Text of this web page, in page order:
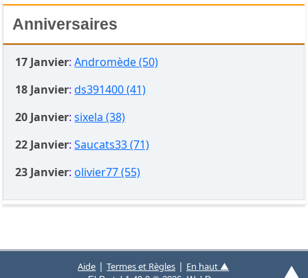
Anniversaires
17 Janvier:Andromède (50)
18 Janvier:ds391400 (41)
20 Janvier:sixela (38)
22 Janvier:Saucats33 (71)
23 Janvier:olivier77 (55)
Aide |Termes et Règles | En haut ▲